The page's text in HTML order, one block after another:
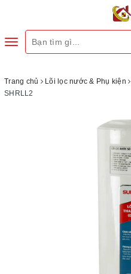
Toggle
Trang chủ Lõi lọc nước & Phụ kiện
SHRLL2